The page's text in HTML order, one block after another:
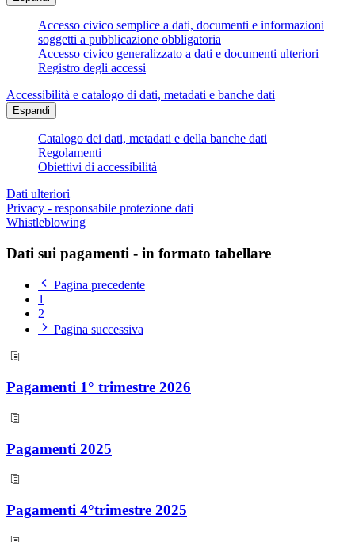
Accesso civico semplice a dati, documenti e informazioni
soggetti a pubblicazione obbligatoria
Accesso civico generalizzato a dati e documenti ulteriori
Registro degli accessi
Accessibilità e catalogo di dati, metadati e banche dati
Espandi
Catalogo dei dati, metadati e della banche dati
Regolamenti
Obiettivi di accessibilità
Dati ulteriori
Privacy - responsabile protezione dati
Whistleblowing
Dati sui pagamenti - in formato tabellare
Pagina precedente
1
2
Pagina successiva
Pagamenti 1° trimestre 2026
Pagamenti 2025
Pagamenti 4°trimestre 2025